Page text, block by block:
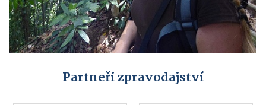
Partneři zpravodajství